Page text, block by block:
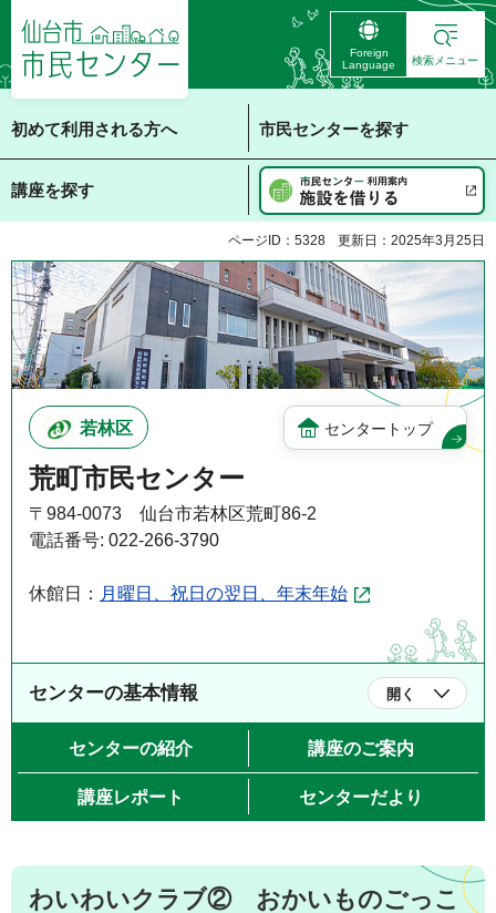
仙台市 市民センタ
ー
Foreign
Language
検索メニュー
初めて利用される方へ 市民センターを探す
講座を探す
ページID：5328 更新日：2025年3月25日
若林区 センタートップ
荒町市民センター
〒984-0073 仙台市若林区荒町86-2
電話番号: 022-266-3790
休館日： 月曜日、祝日の翌日、年末年始
センターの基本情報 開く
センターの紹介 講座のご案内
講座レポート センターだより
わいわいクラブ② おかいものごっこ